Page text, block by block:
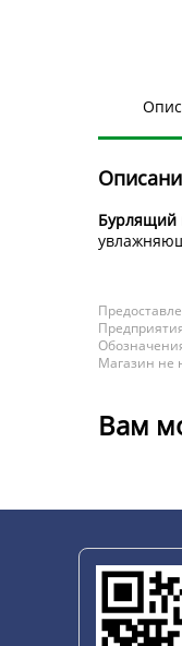
Бурлящий
Магазин не
Вам